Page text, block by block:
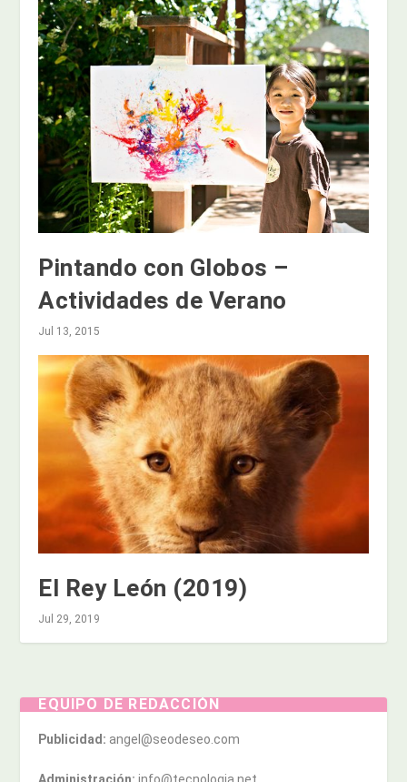
Pintando con Globos –
Actividades de Verano
Jul 13, 2015
El Rey León (2019)
Jul 29, 2019
EQUIPO DE REDACCIÓN
Publicidad: angel@seodeseo.com
Administración: info@tecnologia.net